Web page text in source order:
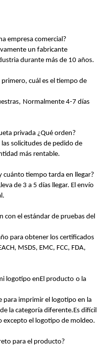
empresa comercial?
un fabricante
durante más de 10 años.
cuál es el tiempo de
Normalmente 4-7 días
privada ¿Qué orden?
las solicitudes de pedido de
más rentable.
cuánto tiempo tarda en llegar?
de 3 a 5 días llegar. El envío
con el estándar de pruebas del
para obtener los certificados
MSDS, EMC, FCC, FDA,
logotipo enEl producto o la
para imprimir el logotipo en la
la categoría diferente.Es difícil
el logotipo de moldeo.
para el producto?